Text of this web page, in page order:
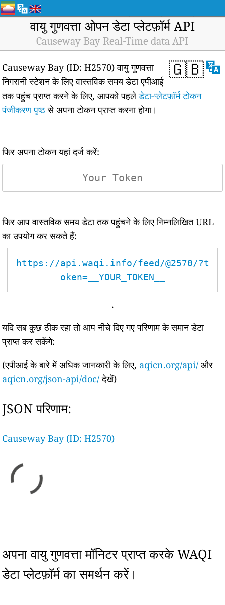
वायु गुणवत्ता ओपन डेटा प्लेटफ़ॉर्म API
Causeway Bay Real-Time data API
🇬🇧
Causeway Bay (ID: H2570) वायु गुणवत्ता
निगरानी स्टेशन के लिए वास्तविक समय डेटा एपीआई
तक पहुंच प्राप्त करने के लिए, आपको पहलेडेटा-प्लेटफ़ॉर्म टोकन
पंजीकरण पृष्ठसे अपना टोकन प्राप्त करना होगा।
फिर अपना टोकन यहां दर्ज करें:
फिर आप वास्तविक समय डेटा तक पहुंचने के लिए निम्नलिखित URL
का उपयोग कर सकते हैं:
https://api.waqi.info/feed/@2570/?t
oken=__YOUR_TOKEN__
.
यदि सब कुछ ठीक रहा तो आप नीचे दिए गए परिणाम के समान डेटा
प्राप्त कर सकेंगे:
(एपीआई के बारे में अधिक जानकारी के लिए, aqicn.org/api/ और
aqicn.org/json-api/doc/देखें)
JSON परिणाम:
Causeway Bay (ID: H2570)
अपना वायु गुणवत्ता मॉनिटर प्राप्त करके WAQI
डेटा प्लेटफ़ॉर्म का समर्थन करें।